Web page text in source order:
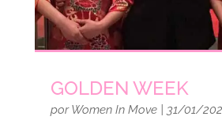
GOLDEN WEEK
porWomen In Move| 31/01/